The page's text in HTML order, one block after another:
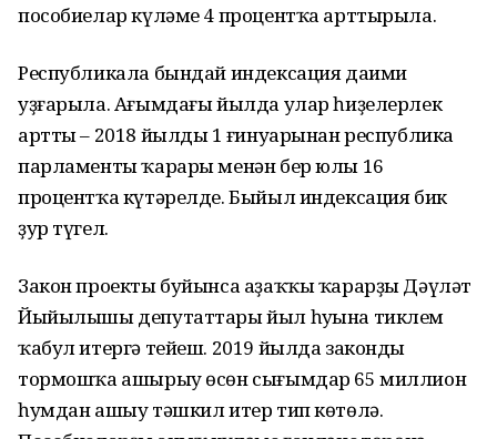
пособиелар күләме 4 процентҡа арттырыла.
Республикала бындай индексация даими
уҙғарыла. Ағымдағы йылда улар һиҙелерлек
артты – 2018 йылдың 1 ғинуарынан республика
парламенты ҡарары менән бер юлы 16
процентҡа күтәрелде. Быйыл индексация бик
ҙур түгел.
Закон проекты буйынса аҙаҡҡы ҡарарҙы Дәүләт
Йыйылышы депутаттары йыл һуңына тиклем
ҡабул итергә тейеш. 2019 йылда законды
тормошҡа ашырыу өсөн сығымдар 65 миллион
һумдан ашыу тәшкил итер тип көтөлә.